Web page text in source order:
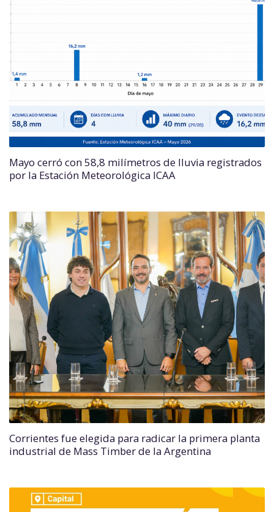
Mayo cerró con 58,8 milímetros de lluvia registrados
por la Estación Meteorológica ICAA
Corrientes fue elegida para radicar la primera planta
industrial de Mass Timber de la Argentina